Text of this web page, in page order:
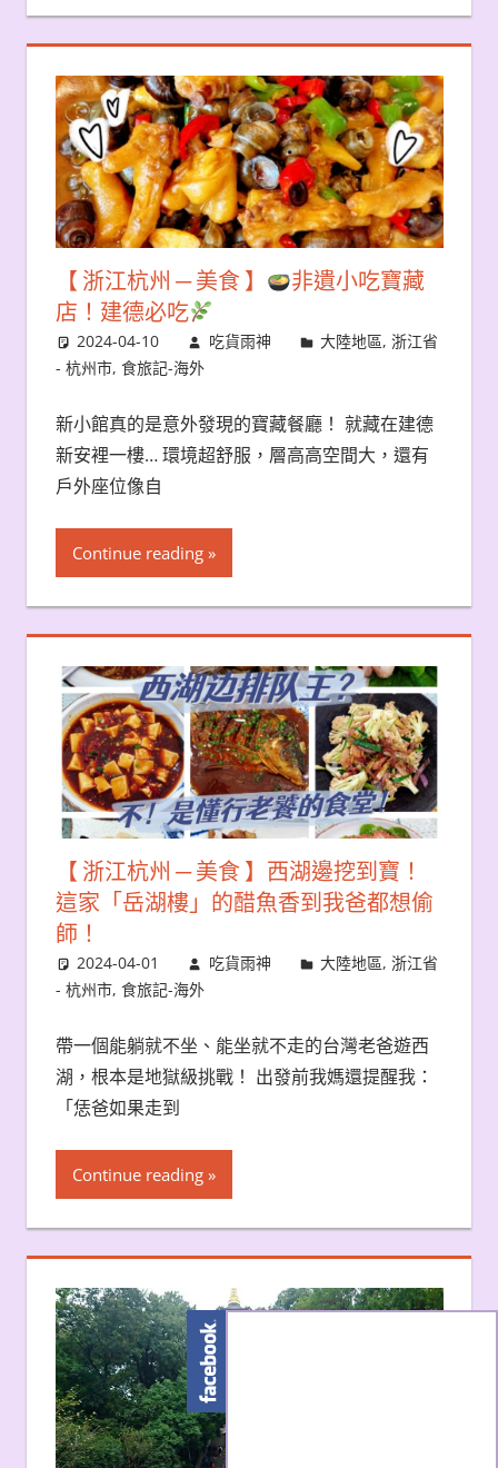
【 浙江杭州 ─ 美食 】
非遺小吃寶藏
店！建德必吃
2024-04-10 吃貨雨神 大陸地區,浙江省
- 杭州市, 食旅記-海外
新小館真的是意外發現的寶藏餐廳！ 就藏在建德
新安裡一樓… 環境超舒服，層高高空間大，還有
戶外座位像自
Continue reading
【 浙江杭州 ─ 美食 】西湖邊挖到寶！
這家「岳湖樓」的醋魚香到我爸都想偷
師！
2024-04-01 吃貨雨神 大陸地區,浙江省
- 杭州市, 食旅記-海外
帶一個能躺就不坐、能坐就不走的台灣老爸遊西
湖，根本是地獄級挑戰！ 出發前我媽還提醒我：
「恁爸如果走到
Continue reading